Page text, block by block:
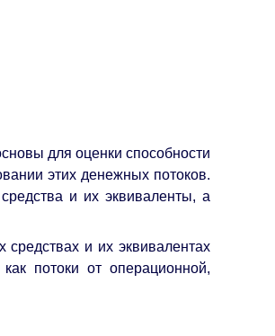
для оценки способности
этих денежных потоков.
и их эквиваленты, а
и их эквивалентах
потоки от операционной,